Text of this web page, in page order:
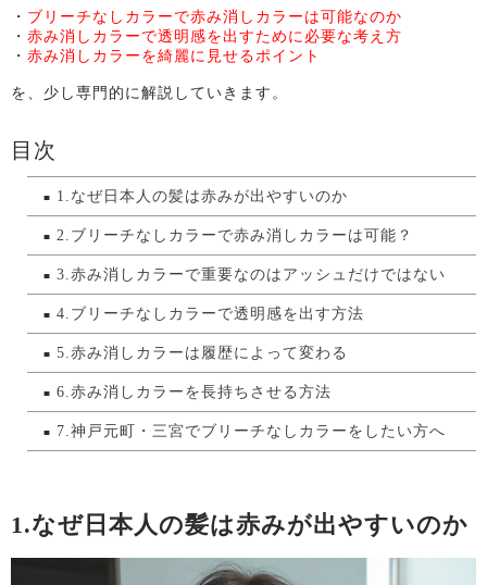
・ ブリーチなしカラーで赤み消しカラーは可能なのか
・ 赤み消しカラーで透明感を出すために必要な考え方
・ 赤み消しカラーを綺麗に見せるポイント
を、少し専門的に解説していきます。
目次
1.なぜ日本人の髪は赤みが出やすいのか
2.ブリーチなしカラーで赤み消しカラーは可能？
3.赤み消しカラーで重要なのはアッシュだけではない
4.ブリーチなしカラーで透明感を出す方法
5.赤み消しカラーは履歴によって変わる
6.赤み消しカラーを長持ちさせる方法
7.神戸元町・三宮でブリーチなしカラーをしたい方へ
1.なぜ日本人の髪は赤みが出やすいのか